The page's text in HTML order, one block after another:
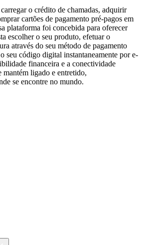
o crédito de chamadas, adquirir
cartões de pagamento pré-pagos em
plataforma foi concebida para oferecer
escolher o seu produto, efetuar o
através do seu método de pagamento
seu código digital instantaneamente por e-
financeira e a conectividade
mantém ligado e entretido,
se encontre no mundo.